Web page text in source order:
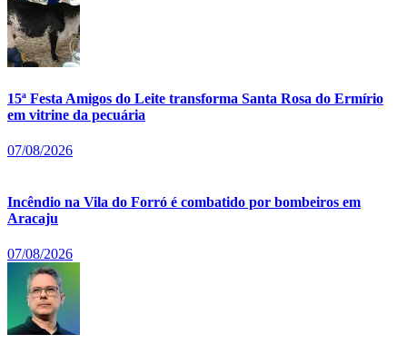
15ª Festa Amigos do Leite transforma Santa Rosa do Ermírio
em vitrine da pecuária
07/08/2026
Incêndio na Vila do Forró é combatido por bombeiros em
Aracaju
07/08/2026